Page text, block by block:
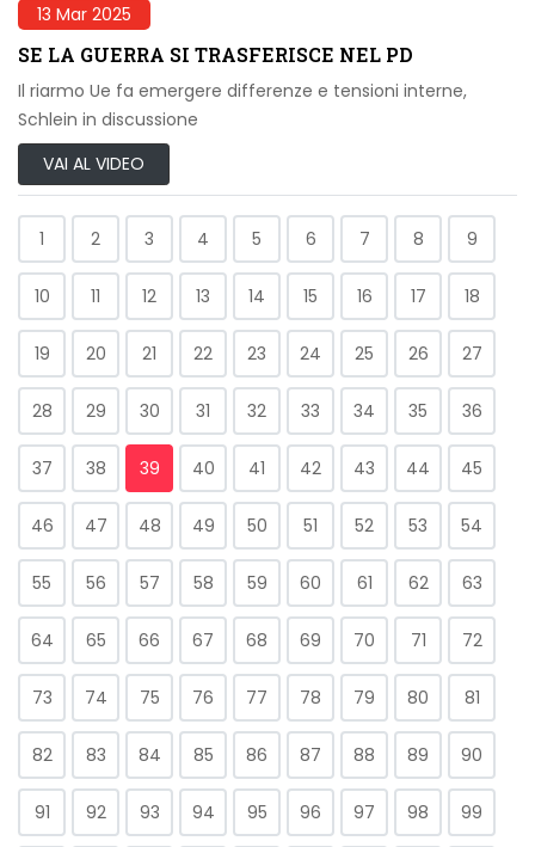
13 Mar 2025
SE LA GUERRA SI TRASFERISCE NEL PD
Il riarmo Ue fa emergere differenze e tensioni interne,
Schlein in discussione
VAI AL VIDEO
1 2 3 4 5 6 7 8 9
10 11 12 13 14 15 16 17 18
19 20 21 22 23 24 25 26 27
28 29 30 31 32 33 34 35 36
37 38 39 40 41 42 43 44 45
46 47 48 49 50 51 52 53 54
55 56 57 58 59 60 61 62 63
64 65 66 67 68 69 70 71 72
73 74 75 76 77 78 79 80 81
82 83 84 85 86 87 88 89 90
91 92 93 94 95 96 97 98 99